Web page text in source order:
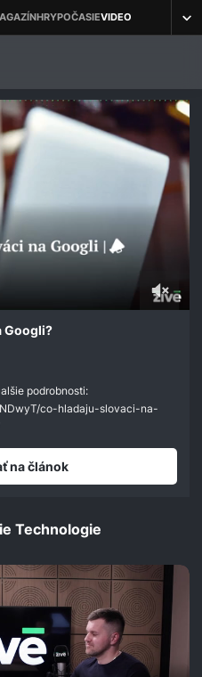
Googli?
podrobnosti:
co-hladaju-slovaci-na-
na článok
Technologie